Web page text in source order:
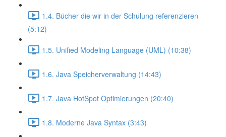
1.4. Bücher die wir in der Schulung referenzieren
(5:12)
1.5. Unified Modeling Language (UML) (10:38)
1.6. Java Speicherverwaltung (14:43)
1.7. Java HotSpot Optimierungen (20:40)
1.8. Moderne Java Syntax (3:43)